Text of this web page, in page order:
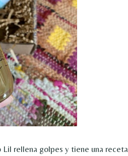
Lil rellena golpes y tiene una receta